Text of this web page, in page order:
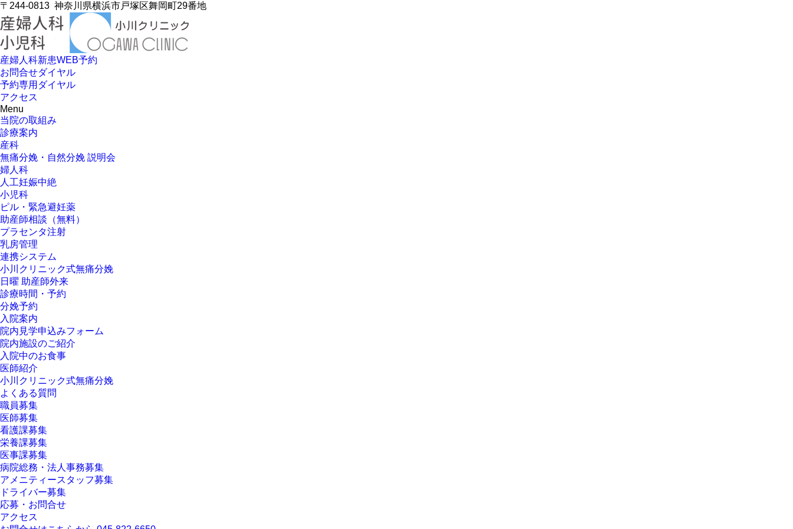
〒244-0813 神奈川県横浜市戸塚区舞岡町29番地
産婦人科新患WEB予約
お問合せダイヤル
予約専用ダイヤル
アクセス
Menu
当院の取組み
診療案内
産科
無痛分娩・自然分娩 説明会
婦人科
人工妊娠中絶
小児科
ピル・緊急避妊薬
助産師相談（無料）
プラセンタ注射
乳房管理
連携システム
小川クリニック式無痛分娩
日曜 助産師外来
診療時間・予約
分娩予約
入院案内
院内見学申込みフォーム
院内施設のご紹介
入院中のお食事
医師紹介
小川クリニック式無痛分娩
よくある質問
職員募集
医師募集
看護課募集
栄養課募集
医事課募集
病院総務・法人事務募集
アメニティースタッフ募集
ドライバー募集
応募・お問合せ
アクセス